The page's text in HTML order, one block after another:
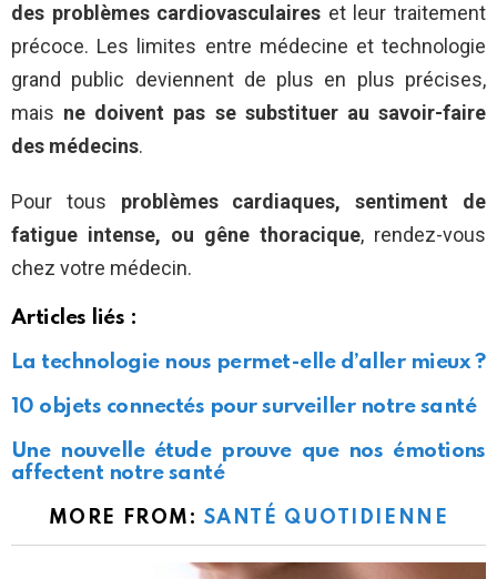
des problèmes cardiovasculaires et leur traitement
précoce. Les limites entre médecine et technologie
grand public deviennent de plus en plus précises,
mais ne doivent pas se substituer au savoir-faire
des médecins.
Pour tous problèmes cardiaques, sentiment de
fatigue intense, ou gêne thoracique, rendez-vous
chez votre médecin.
Articles liés :
La technologie nous permet-elle d’aller mieux ?
10 objets connectés pour surveiller notre santé
Une nouvelle étude prouve que nos émotions
affectent notre santé
MORE FROM: SANTÉ QUOTIDIENNE